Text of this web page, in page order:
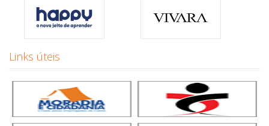
Links úteis